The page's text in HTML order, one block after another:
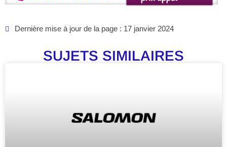
Dernière mise à jour de la page : 17 janvier 2024
SUJETS SIMILAIRES